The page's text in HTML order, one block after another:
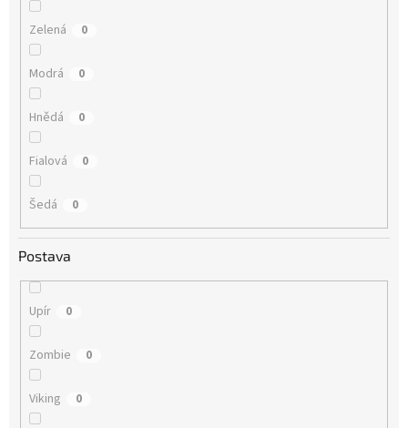
Zelená 0
Modrá 0
Hnědá 0
Fialová 0
Šedá 0
Postava
Upír 0
Zombie 0
Viking 0